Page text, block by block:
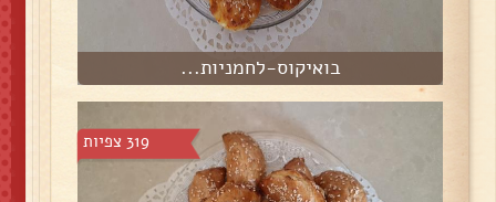
בואיקוס-לחמניות...
319 צפיות